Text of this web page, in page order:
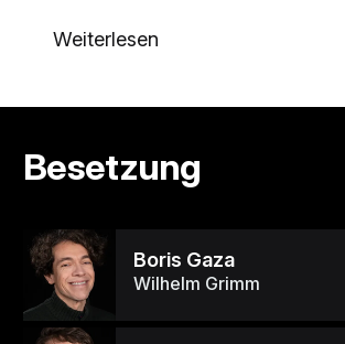
Weiterlesen
Besetzung
Boris Gaza
Wilhelm Grimm